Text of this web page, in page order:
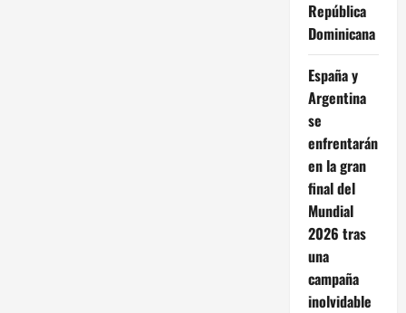
República
Dominicana
España y
Argentina
se
enfrentarán
en la gran
final del
Mundial
2026 tras
una
campaña
inolvidable